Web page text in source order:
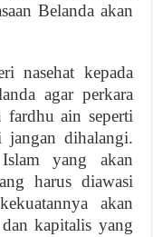
Belanda akan
nasehat kepada
agar perkara
fardhu ain seperti
jangan dihalangi.
yang akan
harus diawasi
akan
kapitalis yang